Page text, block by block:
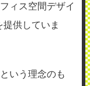
ィス空間デザイ
供していま
いう理念のも